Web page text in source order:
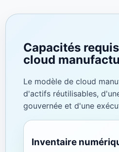
Capacités
cloud
Le modèle de cloud
d'actifs réutilisables,
gouvernée et d'une
Inventaire